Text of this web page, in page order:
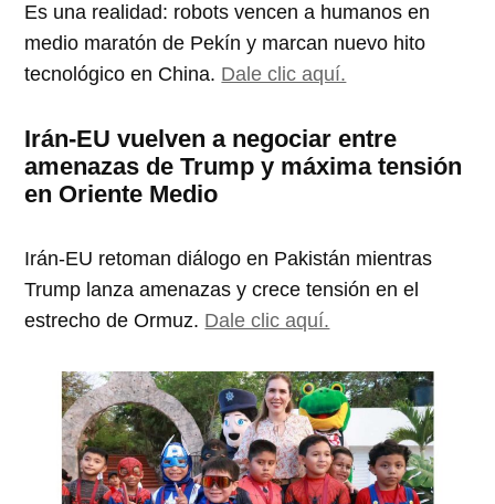
Es una realidad: robots vencen a humanos en
medio maratón de Pekín y marcan nuevo hito
tecnológico en China. Dale clic aquí.
Irán-EU vuelven a negociar entre
amenazas de Trump y máxima tensión
en Oriente Medio
Irán-EU retoman diálogo en Pakistán mientras
Trump lanza amenazas y crece tensión en el
estrecho de Ormuz. Dale clic aquí.